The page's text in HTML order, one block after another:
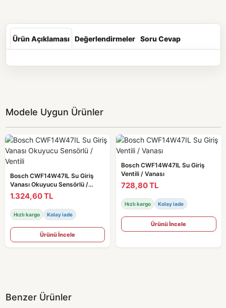
Ürün Açıklaması Değerlendirmeler Soru Cevap
Modele Uygun Ürünler
Bosch CWF14W47IL Su Giriş
Vanası Okuyucu Sensörlü /
Ventili
1.324,60 TL
Hızlı kargo Kolay iade
Ürünü İncele
Bosch CWF14W47IL Su Giriş
Ventili / Vanası
728,80 TL
Hızlı kargo Kolay iade
Ürünü İncele
Benzer Ürünler